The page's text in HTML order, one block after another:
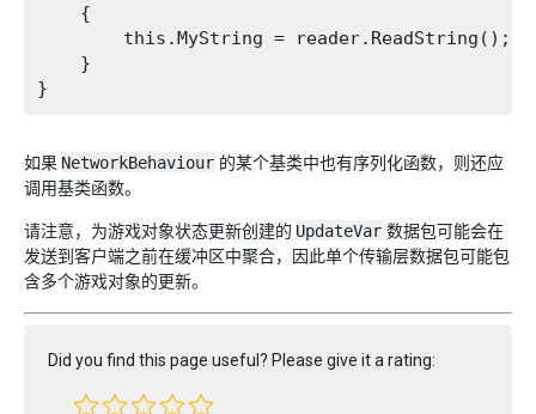
    {
        this.MyString = reader.ReadString();
    }
如果 NetworkBehaviour 的某个基类中也有序列化函数，则还应
调用基类函数。
请注意，为游戏对象状态更新创建的 UpdateVar 数据包可能会在
发送到客户端之前在缓冲区中聚合，因此单个传输层数据包可能包
含多个游戏对象的更新。
Did you find this page useful? Please give it a rating: